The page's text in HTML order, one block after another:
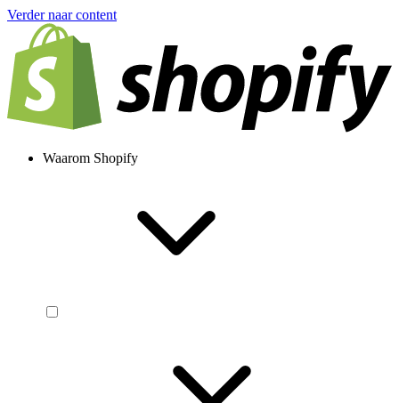
Verder naar content
Waarom Shopify